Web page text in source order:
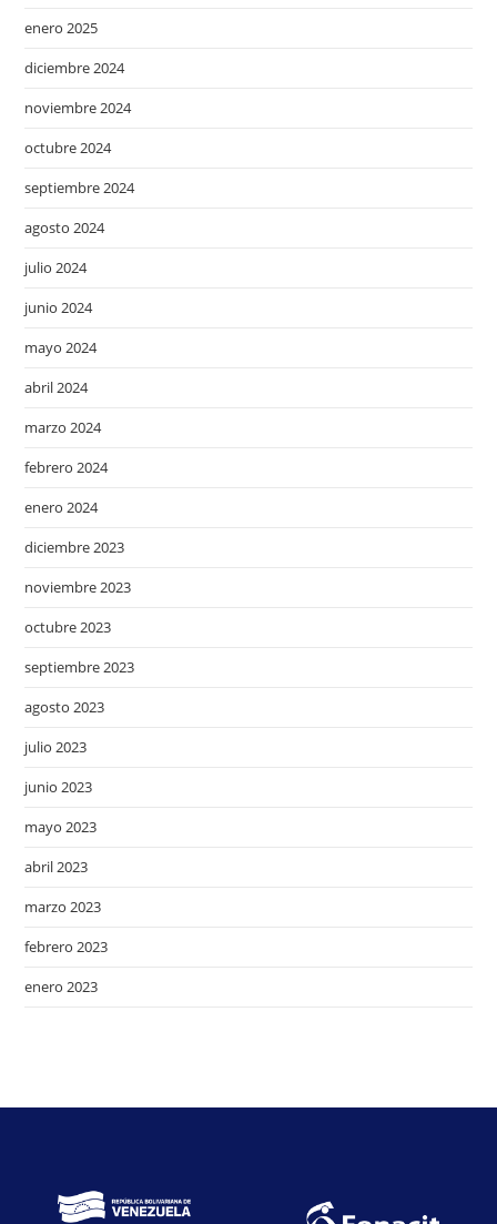
enero 2025
diciembre 2024
noviembre 2024
octubre 2024
septiembre 2024
agosto 2024
julio 2024
junio 2024
mayo 2024
abril 2024
marzo 2024
febrero 2024
enero 2024
diciembre 2023
noviembre 2023
octubre 2023
septiembre 2023
agosto 2023
julio 2023
junio 2023
mayo 2023
abril 2023
marzo 2023
febrero 2023
enero 2023